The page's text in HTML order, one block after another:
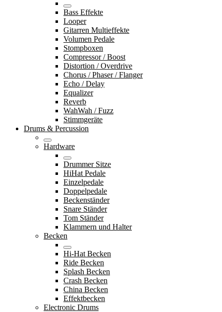
Bass Effekte
Looper
Gitarren Multieffekte
Volumen Pedale
Stompboxen
Compressor / Boost
Distortion / Overdrive
Chorus / Phaser / Flanger
Echo / Delay
Equalizer
Reverb
WahWah / Fuzz
Stimmgeräte
Drums & Percussion
Hardware
Drummer Sitze
HiHat Pedale
Einzelpedale
Doppelpedale
Beckenständer
Snare Ständer
Tom Ständer
Klammern und Halter
Becken
Hi-Hat Becken
Ride Becken
Splash Becken
Crash Becken
China Becken
Effektbecken
Electronic Drums